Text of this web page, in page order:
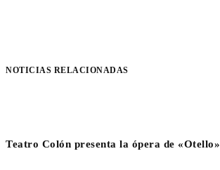
NOTICIAS RELACIONADAS
Teatro Colón presenta la ópera de «Otello»